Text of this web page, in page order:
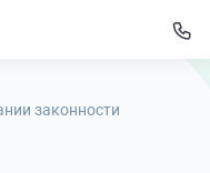
законности